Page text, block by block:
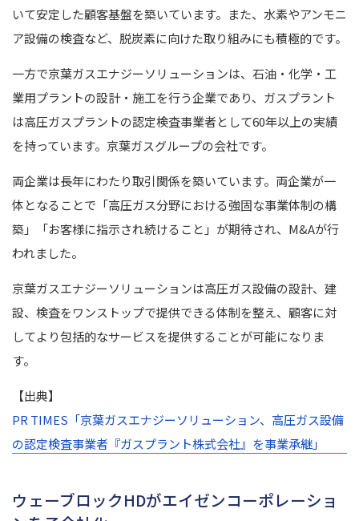
いて安定した顧客基盤を築いています。また、水素やアンモニ
ア設備の検査など、脱炭素に向けた取り組みにも積極的です。
一方で京葉ガスエナジーソリューションは、石油・化学・工
業用プラントの設計・施工を行う企業であり、ガスプラント
は高圧ガスプラントの認定検査事業者として60年以上の実績
を持っています。京葉ガスグループの会社です。
両企業は長年にわたり取引関係を築いています。両企業が一
体となることで「高圧ガス分野における強固な事業体制の構
築」「お客様に指示され続けること」が期待され、M&Aが行
われました。
京葉ガスエナジーソリューションは高圧ガス設備の設計、建
設、検査をワンストップで提供できる体制を整え、顧客に対
してより包括的なサービスを提供することが可能になりま
す。
【出典】
PR TIMES「京葉ガスエナジーソリューション、高圧ガス設備
の認定検査事業者『ガスプラント株式会社』を事業承継」
ウェーブロックHDがエイゼンコーポレーショ